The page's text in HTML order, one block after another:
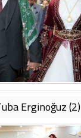
Erginoğuz (2)